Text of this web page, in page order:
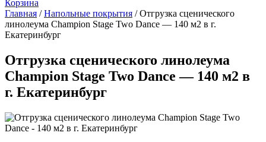
Корзина
Главная /Напольные покрытия /Отгрузка сценического
линолеума Champion Stage Two Dance — 140 м2 в г.
Екатеринбург
Отгрузка сценического линолеума
Champion Stage Two Dance — 140 м2 в
г. Екатеринбург